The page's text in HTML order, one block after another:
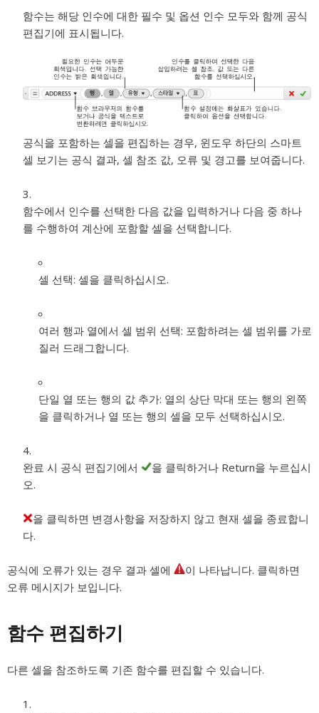
함수는 해당 인수에 대한 필수 및 옵션 인수 모두와 함께 공식
편집기에 표시됩니다.
공식을 포함하는 셀을 편집하는 경우, 윈도우 하단의 스마트
셀 보기는 공식 결과, 셀 참조 값, 오류 및 경고를 보여줍니다.
함수에서 인수를 선택한 다음 값을 입력하거나 다음 중 하나
를 수행하여 계산에 포함할 셀을 선택합니다.
셀 선택: 셀을 클릭하십시오.
여러 행과 열에서 셀 범위 선택: 포함하려는 셀 범위를 가로
질러 드래그합니다.
단일 열 또는 행의 값 추가: 열의 상단 막대 또는 행의 왼쪽
을 클릭하거나 열 또는 행의 셀을 모두 선택하십시오.
완료 시 공식 편집기에서
을 클릭하거나 Return을 누르십시
오.
을 클릭하면 변경사항을 저장하지 않고 현재 셀을 종료합니
다.
공식에 오류가 있는 경우 결과 셀에
이 나타납니다. 클릭하면
오류 메시지가 보입니다.
함수 편집하기
다른 셀을 참조하도록 기존 함수를 편집할 수 있습니다.